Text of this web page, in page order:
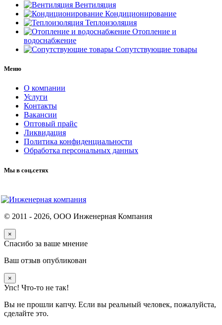
Вентиляция
Кондиционирование
Теплоизоляция
Отопление и
водоснабжение
Сопутствующие товары
Меню
О компании
Услуги
Контакты
Вакансии
Оптовый прайс
Ликвидация
Политика конфиденциальности
Обработка персональных данных
Мы в соц.сетях
© 2011 - 2026, ООО Инженерная Компания
×
Спасибо за ваше мнение
Ваш отзыв опубликован
×
Упс! Что-то не так!
Вы не прошли капчу. Если вы реальный человек, пожалуйста,
сделайте это.